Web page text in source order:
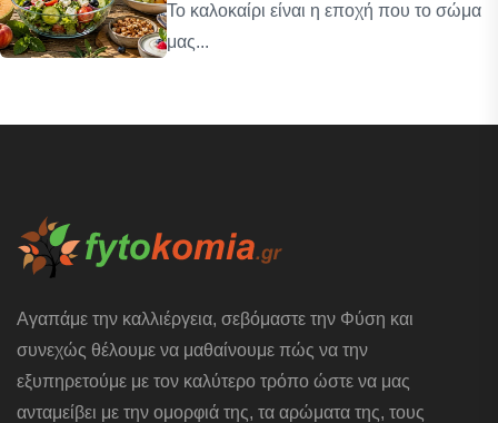
Το καλοκαίρι είναι η εποχή που το σώμα
μας...
Αγαπάμε την καλλιέργεια, σεβόμαστε την Φύση και
συνεχώς θέλουμε να μαθαίνουμε πώς να την
εξυπηρετούμε με τον καλύτερο τρόπο ώστε να μας
ανταμείβει με την ομορφιά της, τα αρώματα της, τους